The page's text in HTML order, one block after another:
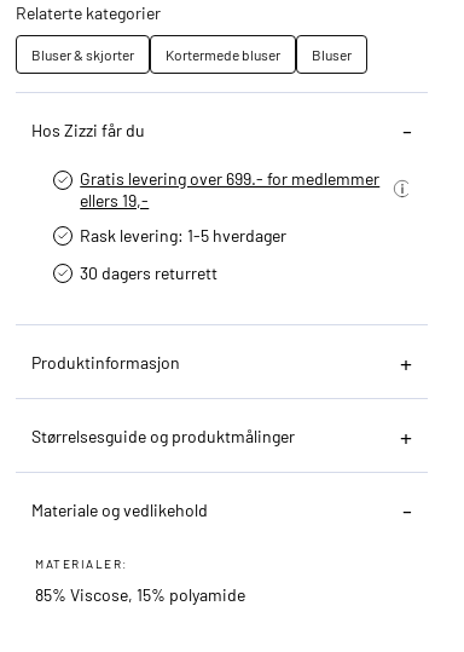
Relaterte kategorier
Bluser & skjorter Kortermede bluser Bluser
Hos Zizzi får du
Gratis levering over 699.- for medlemmer
ellers 19,-
Rask levering: 1-5 hverdager
30 dagers returrett
Produktinformasjon
Størrelsesguide og produktmålinger
Materiale og vedlikehold
MATERIALER:
85% Viscose, 15% polyamide